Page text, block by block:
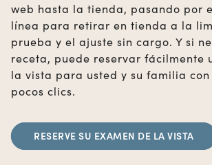
web hasta la tienda, pasando por
línea para retirar en tienda a la
prueba y el ajuste sin cargo. Y si
receta, puede reservar fácilmente
la vista para usted y su familia con
pocos clics.
RESERVE SU EXAMEN DE LA VISTA